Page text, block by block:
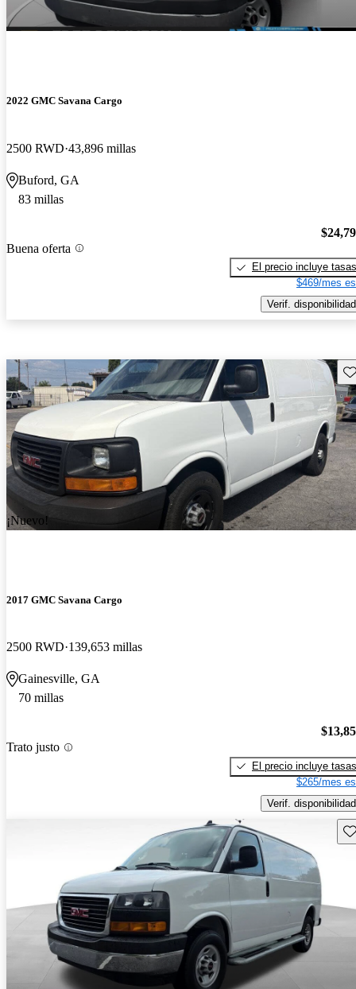
2022 GMC Savana Cargo
2500 RWD 43,896 millas
Buford, GA
83 millas
Buena oferta
El precio incluye tasas
$469/mes
Verif. disponibilidad
¡Nuevo!
2017 GMC Savana Cargo
2500 RWD 139,653 millas
Gainesville, GA
70 millas
Trato justo
El precio incluye tasas
$265/mes
Verif. disponibilidad